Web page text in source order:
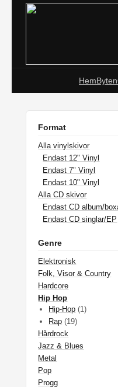
HemByten
Format
Alla vinylskivor
Endast 12" Vinyl
Endast 7" Vinyl
Endast 10" Vinyl
Alla CD skivor
Endast CD album/
Endast CD singlar/EP
Genre
Elektronisk
Folk, Visor & Country
Hardcore
Hip Hop
Hip-Hop (1)
Rap (19)
Hårdrock
Jazz & Blues
Metal
Pop
Progg